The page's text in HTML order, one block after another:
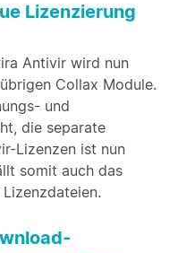
Lizenzierung
Antivir wird nun
Collax Module.
und
die separate
Lizenzen ist nun
somit auch das